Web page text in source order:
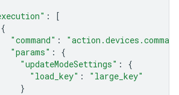
:
[
{
"command" :
"params" :
{
"updateModeSettings" :
{
"load_key" :
"large_key"
}